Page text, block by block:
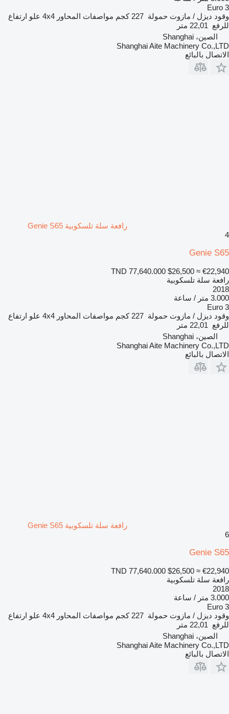
Euro 3
وقود ديزل / مازوت حمولة 227 كجم مواصفات المحاور 4x4 علو ارتفاع
للرفع 22,01 متر
الصين، Shanghai
Shanghai Aite Machinery Co.,LTD
الاتصال بالبائع
رافعة سلة تلسكوبية Genie S65
4
Genie S65
TND 77,640.000 $26,500 ≈ €22,940
رافعة سلة تلسكوبية
2018
3.000 متر / ساعة
Euro 3
وقود ديزل / مازوت حمولة 227 كجم مواصفات المحاور 4x4 علو ارتفاع
للرفع 22,01 متر
الصين، Shanghai
Shanghai Aite Machinery Co.,LTD
الاتصال بالبائع
رافعة سلة تلسكوبية Genie S65
6
Genie S65
TND 77,640.000 $26,500 ≈ €22,940
رافعة سلة تلسكوبية
2018
3.000 متر / ساعة
Euro 3
وقود ديزل / مازوت حمولة 227 كجم مواصفات المحاور 4x4 علو ارتفاع
للرفع 22,01 متر
الصين، Shanghai
Shanghai Aite Machinery Co.,LTD
الاتصال بالبائع